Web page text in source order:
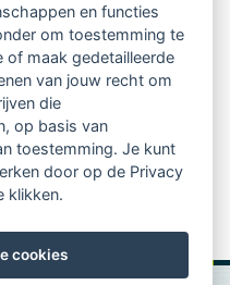
en functies
om toestemming te
maak gedetailleerde
van jouw recht om
die
op basis van
toestemming. Je kunt
door op de Privacy
klikken.
cookies